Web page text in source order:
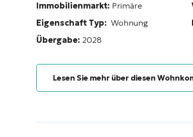
Immobilienmarkt: Primäre
Eigenschaft Typ: Wohnung
Übergabe: 2028
Lesen Sie mehr über diesen